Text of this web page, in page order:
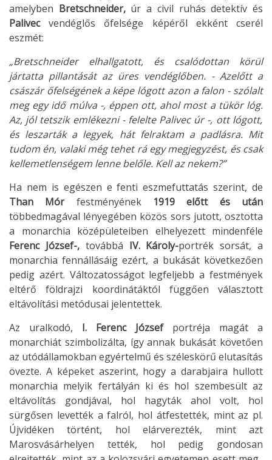
amelyben Bretschneider, úr a civil ruhás detektív és
Palivecvendéglős őfelsége képéről ekként cserél
eszmét:
„Bretschneider elhallgatott, és csalódottan körül
jártatta pillantását az üres vendéglőben. - Azelőtt a
császár őfelségének a képe lógott azon a falon - szólalt
meg egy idő múlva -, éppen ott, ahol most a tükör lóg.
Az, jól tetszik emlékezni - felelte Palivec úr -, ott lógott,
és leszarták a legyek, hát felraktam a padlásra. Mit
tudom én, valaki még tehet rá egy megjegyzést, és csak
kellemetlenségem lenne belőle. Kell az nekem?”
Ha nem is egészen e fenti eszmefuttatás szerint, de
Than Mórfestményének 1919 előtt és után
többedmagával lényegében közös sors jutott, osztotta
a monarchia középületeiben elhelyezett mindenféle
Ferenc József-, továbbá IV. Károly-portrék sorsát, a
monarchia fennállásáig ezért, a bukását következően
pedig azért. Változatosságot legfeljebb a festmények
eltérő földrajzi koordinátáktól függően választott
eltávolítási metódusai jelentettek.
Az uralkodó, I. Ferenc Józsefportréja magát a
monarchiát szimbolizálta, így annak bukását követően
az utódállamokban egyértelmű és széleskörű elutasítás
övezte. A képeket aszerint, hogy a darabjaira hullott
monarchia melyik fertályán ki és hol szembesült az
eltávolítás gondjával, hol hagyták ahol volt, hol
sürgősen levették a falról, hol átfestették, mint az pl.
Újvidéken történt, hol elárverezték, mint azt
Marosvásárhelyen tették, hol pedig gondosan